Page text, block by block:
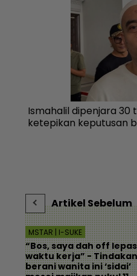
Ismahalil dipenjara 30
ketepikan keputusan
Artikel Sebelum
MSTAR | I-SUKE
“Bos, saya dah off lepas
waktu kerja” - Tindakan
berani wanita ini ‘sidai’